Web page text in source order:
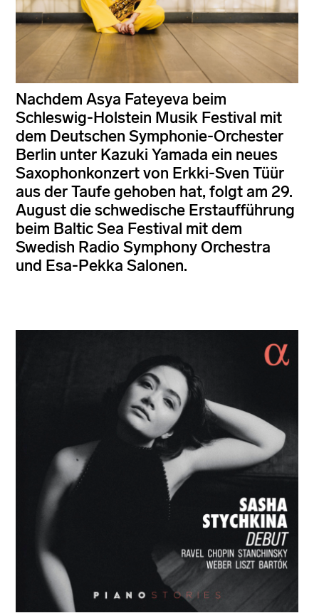
Nachdem Asya Fateyeva beim
Schleswig-Holstein Musik Festival mit
dem Deutschen Symphonie-Orchester
Berlin unter Kazuki Yamada ein neues
Saxophonkonzert von Erkki-Sven Tüür
aus der Taufe gehoben hat, folgt am 29.
August die schwedische Erstaufführung
beim Baltic Sea Festival mit dem
Swedish Radio Symphony Orchestra
und Esa-Pekka Salonen.